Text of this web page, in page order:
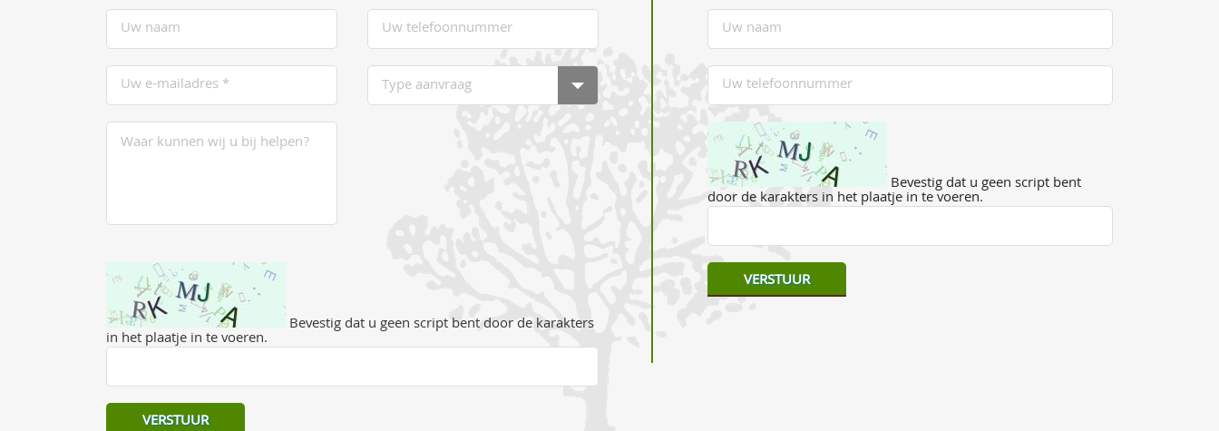
Bevestig dat u geen script bent door de karakters
in het plaatje in te voeren.
Bevestig dat u geen script bent
door de karakters in het plaatje in te voeren.